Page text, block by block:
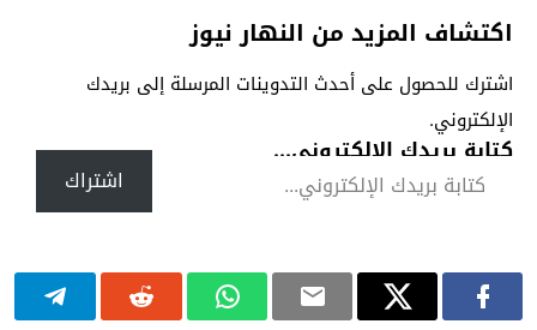
اكتشاف المزيد من النهار نيوز
اشترك للحصول على أحدث التدوينات المرسلة إلى بريدك
الإلكتروني.
كتابة بريدك الإلكتروني...
اشتراك